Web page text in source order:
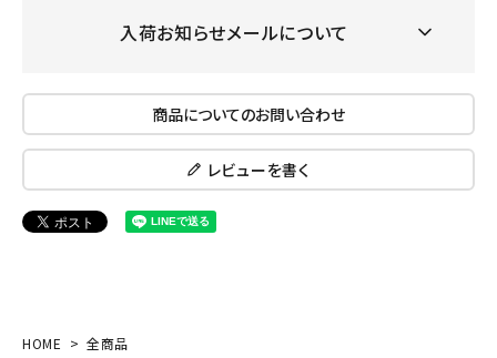
入荷お知らせメールについて
商品についてのお問い合わせ
レビューを書く
HOME
全商品